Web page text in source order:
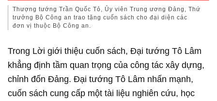
Thượng tướng Trần Quốc Tỏ, Ủy viên Trung ương Đảng, Thứ
trưởng Bộ Công an trao tặng cuốn sách cho đại diện các
đơn vị thuộc Bộ Công an.
Trong Lời giới thiệu cuốn sách, Đại tướng Tô Lâm
khẳng định tầm quan trọng của công tác xây dựng,
chỉnh đốn Đảng. Đại tướng Tô Lâm nhấn mạnh,
cuốn sách cung cấp một tài liệu nghiên cứu, học